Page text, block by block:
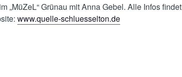
„MüZeL“ Grünau mit Anna Gebel. Alle Infos findet
www.quelle-schluesselton.de